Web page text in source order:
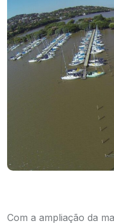
Com a ampliação da